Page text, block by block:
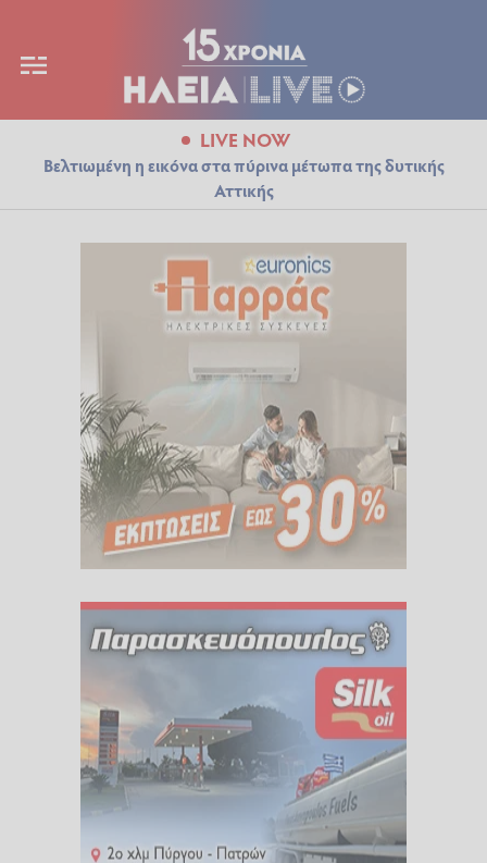
LIVE NOW
Βελτιωμένη η εικόνα στα πύρινα μέτωπα της δυτικής
Αττικής